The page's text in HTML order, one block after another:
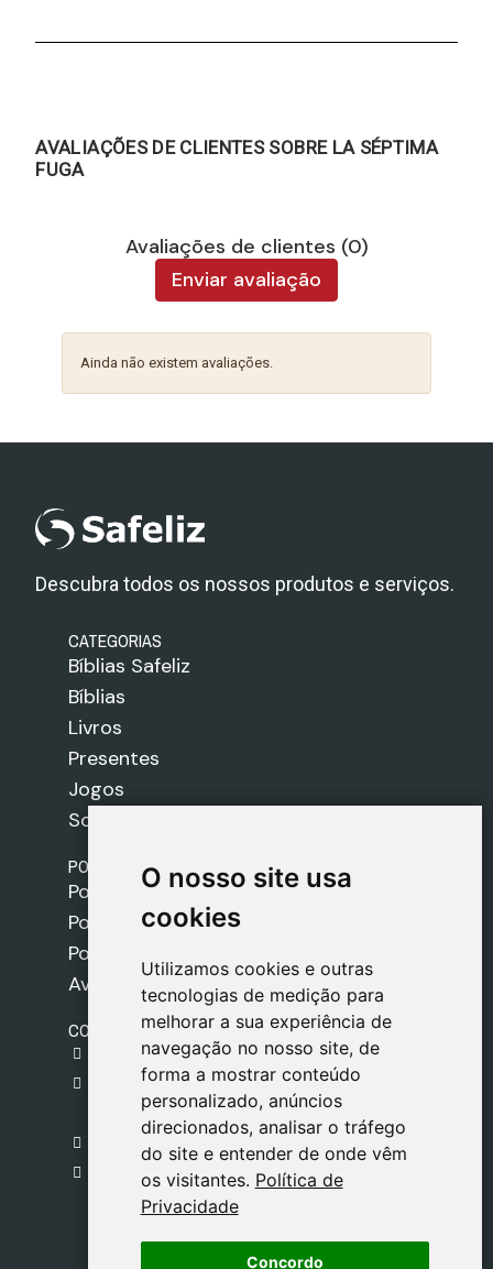
O nosso site usa
cookies
Utilizamos cookies e outras
tecnologias de medição para
melhorar a sua experiência de
navegação no nosso site, de
forma a mostrar conteúdo
personalizado, anúncios
direcionados, analisar o tráfego
do site e entender de onde vêm
os visitantes. Política de
Privacidade
Concordo
O nosso site usa
cookies
Utilizamos cookies e outras
tecnologias de medição para
melhorar a sua experiência de
navegação no nosso site, de
forma a mostrar conteúdo
personalizado, anúncios
direcionados, analisar o tráfego
do site e entender de onde vêm
os visitantes. Política de
Privacidade
Concordo
AVALIAÇÕES DE CLIENTES SOBRE LA SÉPTIMA
FUGA
Avaliações de clientes (0)
Enviar avaliação
Ainda não existem avaliações.
Descubra todos os nossos produtos e serviços.
CATEGORIAS
Bíblias Safeliz
Bíblias
Livros
Presentes
Jogos
Sobre nós
POLÍTICAS
Política de Envios
Política de Cookies
Política de Privacidade
Aviso Legal
CONTACTO
gestion@safeliz.com
C. del Pradillo, 6, 28770 Colmenar Viejo,
Madrid
+34 918 459 877
Segunda a Sexta
09:00 - 13:00